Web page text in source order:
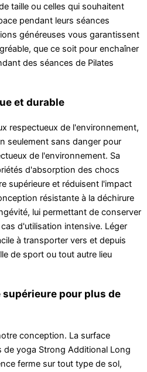
taille ou celles qui souhaitent
pendant leurs séances
généreuses vous garantissent
que ce soit pour enchaîner
des séances de Pilates
et durable
respectueux de l'environnement,
seulement sans danger pour
de l'environnement. Sa
d'absorption des chocs
supérieure et réduisent l'impact
résistante à la déchirure
lui permettant de conserver
d'utilisation intensive. Léger
à transporter vers et depuis
de sport ou tout autre lieu
pour plus de
conception. La surface
yoga Strong Additional Long
ferme sur tout type de sol,